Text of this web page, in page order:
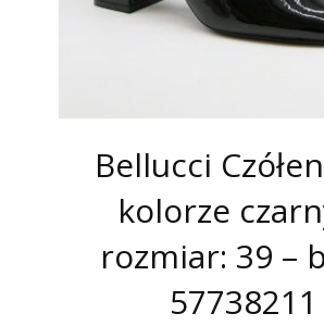
Bellucci
kolorze
rozmiar: 39 –
57738211